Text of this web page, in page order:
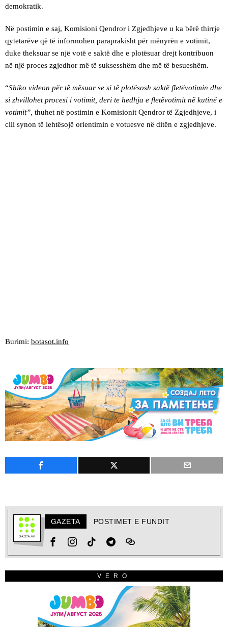
demokratik.
Në postimin e saj, Komisioni Qendror i Zgjedhjeve u ka bërë thirrje
qytetarëve që të informohen paraprakisht për mënyrën e votimit,
duke theksuar se një votë e saktë dhe e plotësuar drejt kontribuon
në një proces zgjedhor më të suksesshëm dhe më të besueshëm.
“Shiko videon për të mësuar se si të plotësosh saktë fletëvotimin dhe
si zhvillohet procesi i votimit, deri te hedhja e fletëvotimit në kutinë e
votimit”, thuhet në postimin e Komisionit Qendror të Zgjedhjeve, i
cili synon të lehtësojë orientimin e votuesve në ditën e zgjedhjeve.
Burimi: botasot.info
GAZETA POSTIMET E FUNDIT
VERO